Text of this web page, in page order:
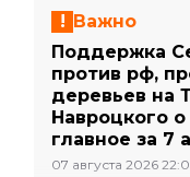
Важно
Поддержка
против рф,
деревьев на
Навроцкого
главное за 7
07 августа 2026